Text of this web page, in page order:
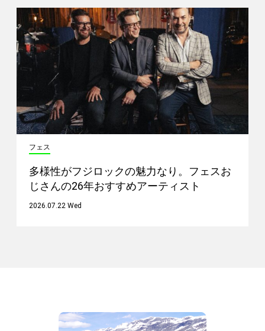
フェス
多様性がフジロックの魅力なり。フェスお
じさんの26年おすすめアーティスト
2026.07.22 Wed